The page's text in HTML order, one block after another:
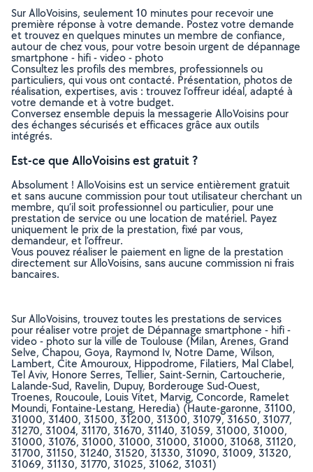
Sur AlloVoisins, seulement 10 minutes pour recevoir une
première réponse à votre demande. Postez votre demande
et trouvez en quelques minutes un membre de confiance,
autour de chez vous, pour votre besoin urgent de dépannage
smartphone - hifi - video - photo
Consultez les profils des membres, professionnels ou
particuliers, qui vous ont contacté. Présentation, photos de
réalisation, expertises, avis : trouvez l'offreur idéal, adapté à
votre demande et à votre budget.
Conversez ensemble depuis la messagerie AlloVoisins pour
des échanges sécurisés et efficaces grâce aux outils
intégrés.
Est-ce que AlloVoisins est gratuit ?
Absolument ! AlloVoisins est un service entièrement gratuit
et sans aucune commission pour tout utilisateur cherchant un
membre, qu’il soit professionnel ou particulier, pour une
prestation de service ou une location de matériel. Payez
uniquement le prix de la prestation, fixé par vous,
demandeur, et l’offreur.
Vous pouvez réaliser le paiement en ligne de la prestation
directement sur AlloVoisins, sans aucune commission ni frais
bancaires.
Sur AlloVoisins, trouvez toutes les prestations de services
pour réaliser votre projet de Dépannage smartphone - hifi -
video - photo sur la ville de Toulouse (Milan, Arenes, Grand
Selve, Chapou, Goya, Raymond Iv, Notre Dame, Wilson,
Lambert, Cite Amouroux, Hippodrome, Filatiers, Mal Clabel,
Tel Aviv, Honore Serres, Tellier, Saint-Sernin, Cartoucherie,
Lalande-Sud, Ravelin, Dupuy, Borderouge Sud-Ouest,
Troenes, Roucoule, Louis Vitet, Marvig, Concorde, Ramelet
Moundi, Fontaine-Lestang, Heredia) (Haute-garonne, 31100,
31000, 31400, 31500, 31200, 31300, 31079, 31650, 31077,
31270, 31004, 31170, 31670, 31140, 31059, 31000, 31000,
31000, 31076, 31000, 31000, 31000, 31000, 31068, 31120,
31700, 31150, 31240, 31520, 31330, 31090, 31009, 31320,
31069, 31130, 31770, 31025, 31062, 31031)